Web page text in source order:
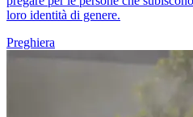
loro identità di genere.
Preghiera